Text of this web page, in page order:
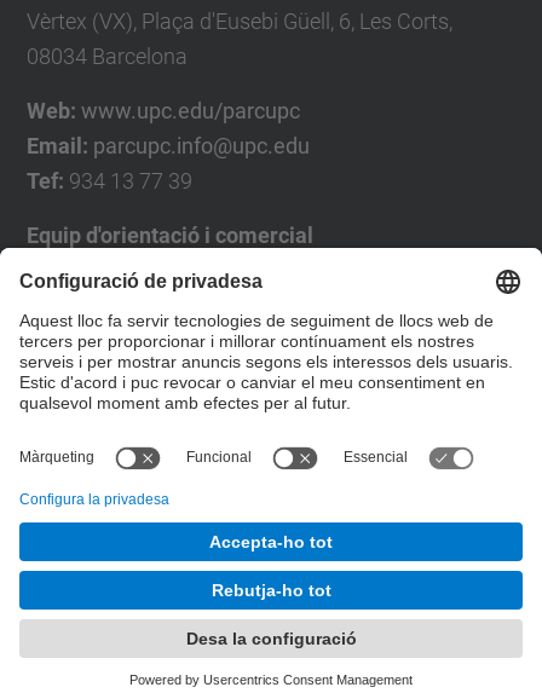
Vèrtex (VX), Plaça d'Eusebi Güell, 6, Les Corts,
08034 Barcelona
Web: www.upc.edu/parcupc
Email: parcupc.info@upc.edu
Tef: 934 13 77 39
Equip d'orientació i comercial
José Luís Grande
Tel. 93 4137194
jose.luis.grande@upc.edu
Formulari de contacte
Desenvolupat amb